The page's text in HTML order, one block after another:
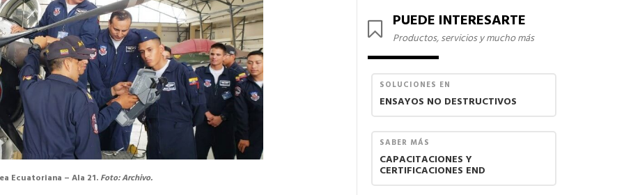
Ecuatoriana – Ala 21. Foto: Archivo.
PUEDE INTERESARTE
Productos, servicios y mucho más
SOLUCIONES EN
ENSAYOS NO DESTRUCTIVOS
SABER MÁS
CAPACITACIONES Y
CERTIFICACIONES END